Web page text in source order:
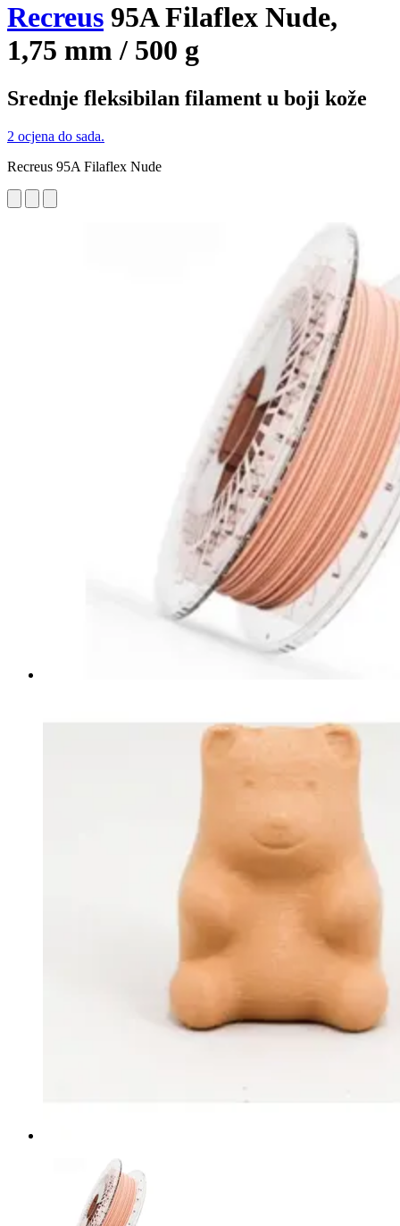
Recreus 95A Filaflex Nude,
1,75 mm / 500 g
Srednje fleksibilan filament u boji kože
2 ocjena do sada.
Recreus 95A Filaflex Nude